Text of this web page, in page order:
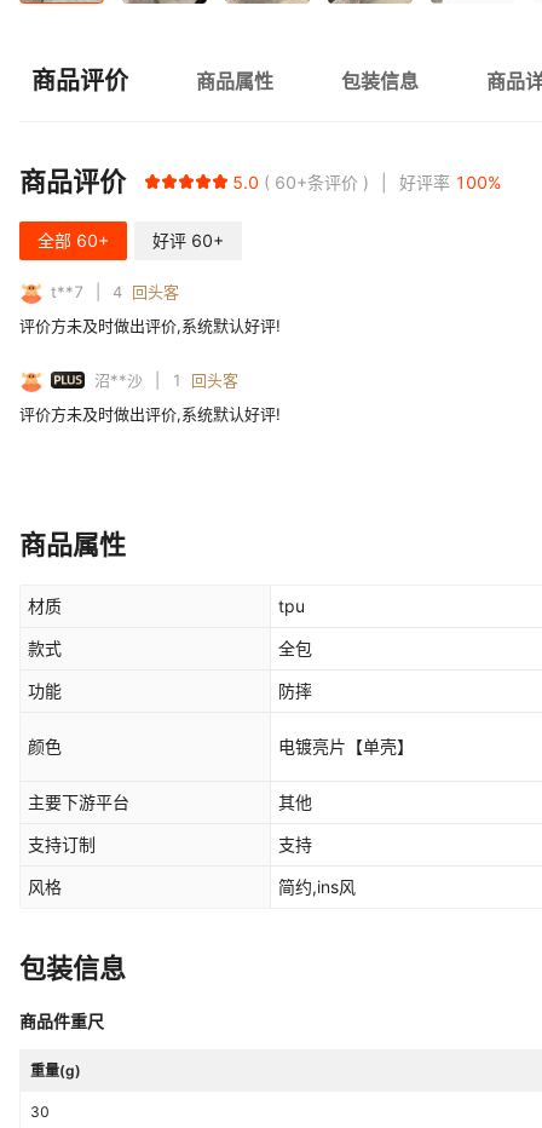
商品评价 商品属性 包装信息 商品
商品评价 5.0 60+条评价 好评率 100%
全部 60+ 好评 60+
t**7 4 回头客
评价方未及时做出评价,系统默认好评!
PLUS 沼**沙 1
回头客
评价方未及时做出评价,系统默认好评!
商品属性
材质 tpu
款式 全包
功能 防摔
颜色 电镀亮片【单壳】
主要下游平台 其他
支持订制 支持
风格 简约,ins风
包装信息
商品件重尺
重量(g)
30